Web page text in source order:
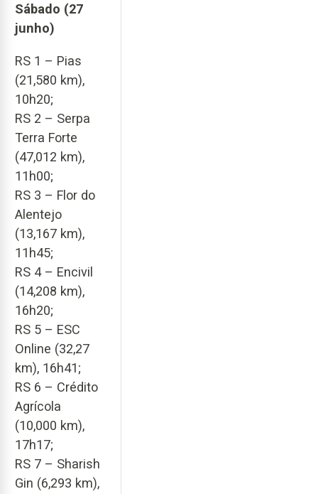
Sábado (27
junho)
RS 1 – Pias
(21,580 km),
10h20;
RS 2 – Serpa
Terra Forte
(47,012 km),
11h00;
RS 3 – Flor do
Alentejo
(13,167 km),
11h45;
RS 4 – Encivil
(14,208 km),
16h20;
RS 5 – ESC
Online (32,27
km), 16h41;
RS 6 – Crédito
Agrícola
(10,000 km),
17h17;
RS 7 – Sharish
Gin (6,293 km),